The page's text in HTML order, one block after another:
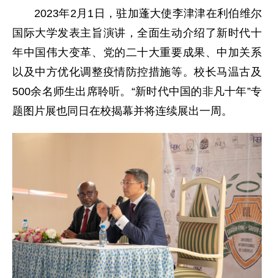
2023年2月1日，驻加蓬大使李津津在利伯维尔
国际大学发表主旨演讲，全面生动介绍了新时代十
年中国伟大变革、党的二十大重要成果、中加关系
以及中方优化调整疫情防控措施等。校长马温古及
500余名师生出席聆听。“新时代中国的非凡十年”专
题图片展也同日在校揭幕并将连续展出一周。